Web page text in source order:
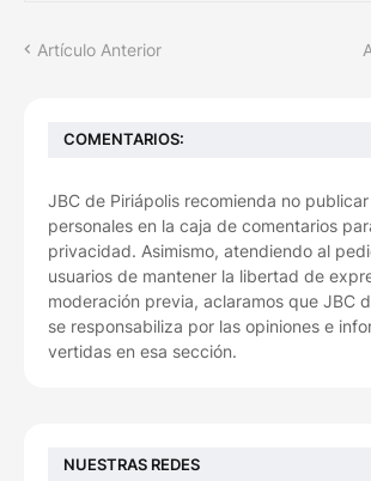
Artículo Anterior
COMENTARIOS:
JBC de Piriápolis recomienda no
personales en la caja de comentarios
privacidad. Asimismo, atendiendo al
usuarios de mantener la libertad de
moderación previa, aclaramos que JBC
se responsabiliza por las opiniones e
vertidas en esa sección.
NUESTRAS REDES